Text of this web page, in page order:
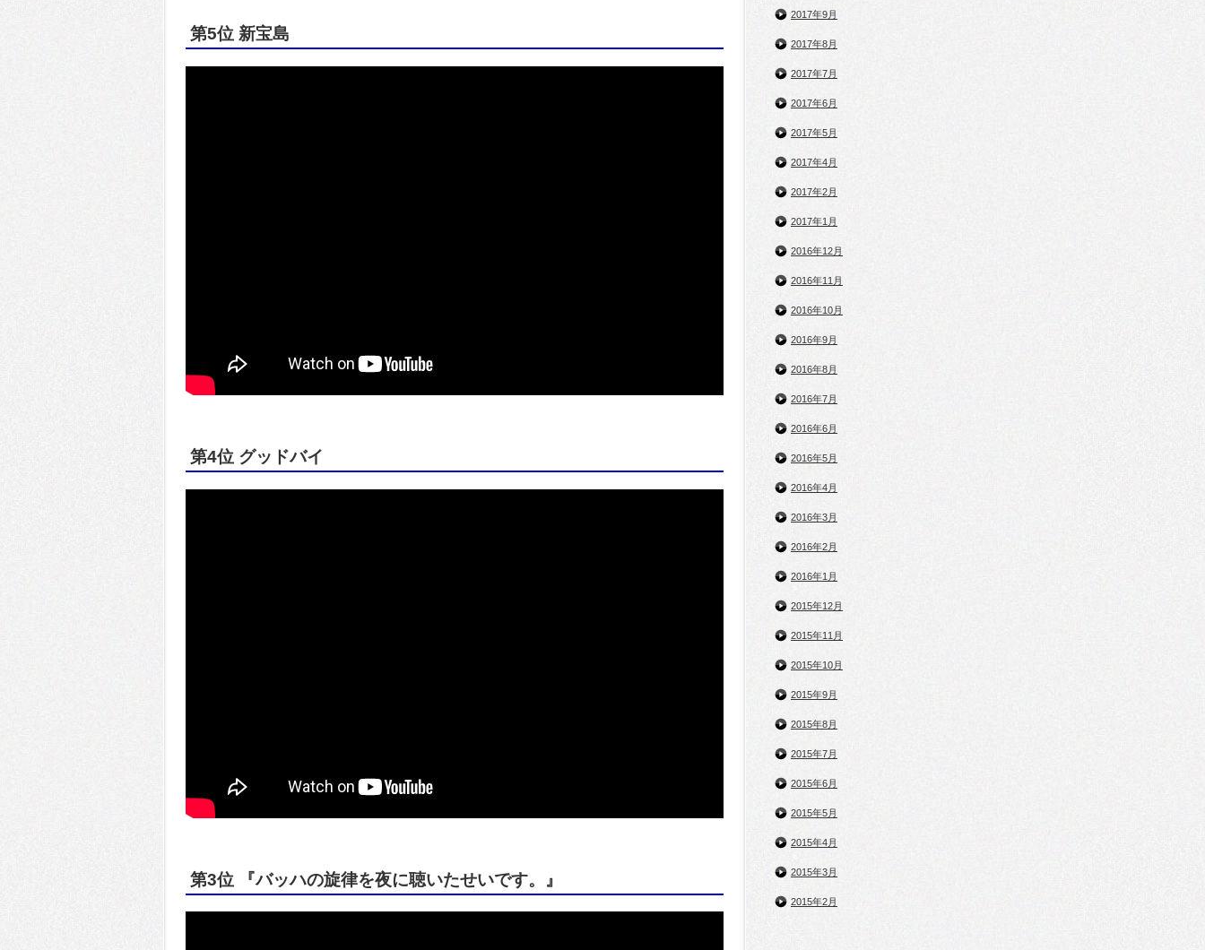
第5位 新宝島
第4位 グッドバイ
第3位 『バッハの旋律を夜に聴いたせいです。』
2017年9月
2017年8月
2017年7月
2017年6月
2017年5月
2017年4月
2017年2月
2017年1月
2016年12月
2016年11月
2016年10月
2016年9月
2016年8月
2016年7月
2016年6月
2016年5月
2016年4月
2016年3月
2016年2月
2016年1月
2015年12月
2015年11月
2015年10月
2015年9月
2015年8月
2015年7月
2015年6月
2015年5月
2015年4月
2015年3月
2015年2月